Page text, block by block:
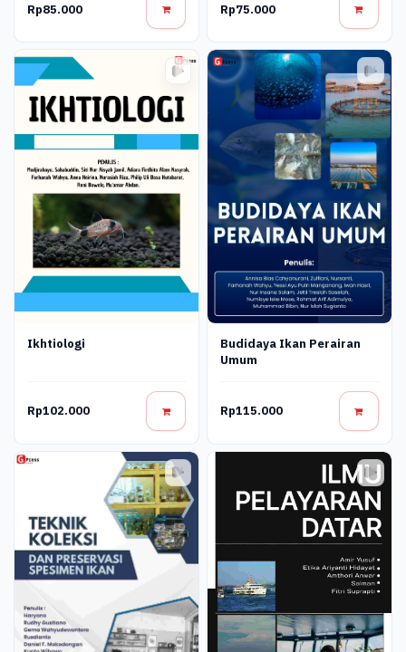
Rp85.000 Rp75.000
Ikhtiologi
Rp102.000
Budidaya Ikan Perairan
Umum
Rp115.000